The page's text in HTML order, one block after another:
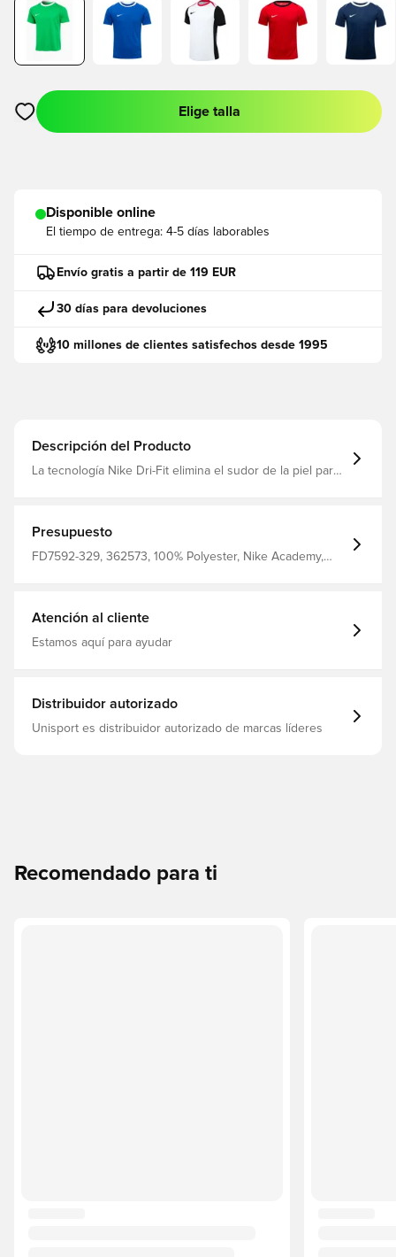
Abre un modal para iniciar sesión o registrarse como miembro
Elige talla
Disponible online
El tiempo de entrega: 4-5 días laborables
Envío gratis a partir de 119 EUR
30 días para devoluciones
10 millones de clientes satisfechos desde 1995
Descripción del Producto
La tecnología Nike Dri-Fit elimina el sudor de la piel para
Presupuesto
FD7592-329, 362573, 100% Polyester, Nike Academy,
Atención al cliente
Estamos aquí para ayudar
Distribuidor autorizado
Unisport es distribuidor autorizado de marcas líderes
Recomendado para ti